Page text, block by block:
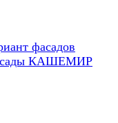
фасадов
КАШЕМИР